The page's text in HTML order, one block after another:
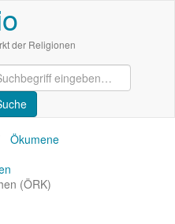
der Religionen
deaktivieren
Ökumene
(ÖRK)